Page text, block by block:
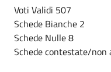
Voti Validi 507
Schede Bianche 2
Schede Nulle 8
Schede contestate/